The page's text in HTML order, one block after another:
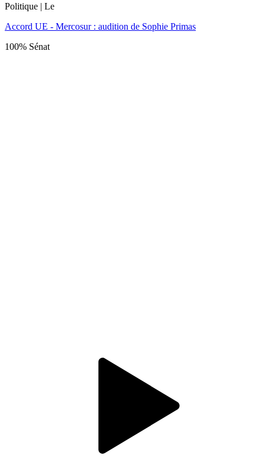
Politique | Le
Accord UE - Mercosur : audition de Sophie Primas
100% Sénat